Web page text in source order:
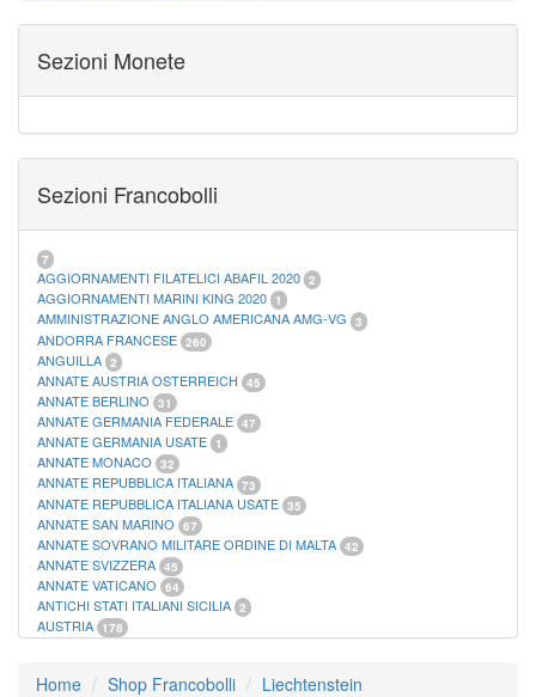
ALBUM PER CARTAMONETA 1
CARTELLE FILATELICHE MARINI
21
FOGLI FILATELICI VATICANO 37
FOGLI MARINI PERIODI SEPARATI VATICANO
MATERIALE FILATELICO MARINI 33
RACCOGLITORI XL
Sezioni Monete
Sezioni Francobolli
7
AGGIORNAMENTI FILATELICI ABAFIL 2020 2
AGGIORNAMENTI MARINI KING 2020 1
AMMINISTRAZIONE ANGLO AMERICANA AMG-VG 3
ANDORRA FRANCESE 260
ANGUILLA 2
ANNATE AUSTRIA OSTERREICH 45
ANNATE BERLINO 31
ANNATE GERMANIA FEDERALE 47
ANNATE GERMANIA USATE 1
ANNATE MONACO 32
ANNATE REPUBBLICA ITALIANA 73
ANNATE REPUBBLICA ITALIANA USATE 35
ANNATE SAN MARINO 67
ANNATE SOVRANO MILITARE ORDINE DI MALTA 42
ANNATE SVIZZERA 45
ANNATE VATICANO 64
ANTICHI STATI ITALIANI SICILIA 2
AUSTRIA 178
CASTELROSSO 10
Home Shop Francobolli
Liechtenstein